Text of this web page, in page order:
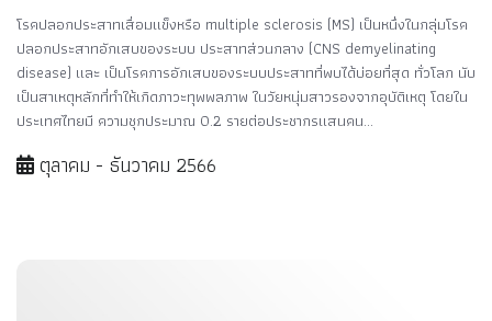
โรคปลอกประสาทเสื่อมแข็งหรือ multiple sclerosis (MS) เป็นหนึ่งในกลุ่มโรค
ปลอกประสาทอักเสบของระบบ ประสาทส่วนกลาง (CNS demyelinating
disease) และ เป็นโรคการอักเสบของระบบประสาทที่พบได้บ่อยที่สุด ทั่วโลก นับ
เป็นสาเหตุหลักที่ทำให้เกิดภาวะทุพพลภาพ ในวัยหนุ่มสาวรองจากอุบัติเหตุ โดยใน
ประเทศไทยมี ความชุกประมาณ 0.2 รายต่อประชากรแสนคน...
ตุลาคม - ธันวาคม 2566